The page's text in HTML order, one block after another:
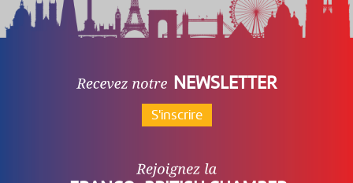
NEWSLETTER
S'inscrire